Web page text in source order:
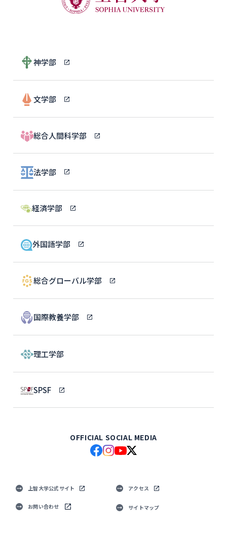
神学部
文学部
総合人間科学部
法学部
経済学部
外国語学部
総合グローバル学部
国際教養学部
理工学部
SPSF
OFFICIAL SOCIAL MEDIA
上智大学公式サイト アクセス
お問い合わせ サイトマップ